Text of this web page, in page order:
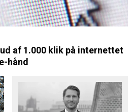
af 1.000 klik på internettet
hånd